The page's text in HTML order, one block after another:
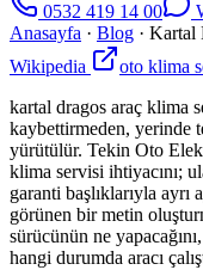
0532 419 14 00
Anasayfa · Blog · Kartal
Wikipedia
oto klima
kartal dragos araç klima
kaybettirmeden, yerinde
yürütülür. Tekin Oto
klima servisi ihtiyacını;
garanti başlıklarıyla ayrı
görünen bir metin
sürücünün ne
hangi durumda aracı